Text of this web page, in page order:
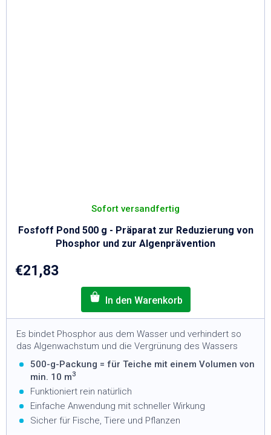
Fosfoff Pond 500 g - Präparat zur Reduzierung von
Phosphor und zur Algenprävention
Sofort versandfertig
€21,83
Es bindet Phosphor aus dem Wasser und verhindert so
das Algenwachstum und die Vergrünung des Wassers
500-g-Packung = für Teiche mit einem Volumen von
min. 10 m3
Funktioniert rein natürlich
Einfache Anwendung mit schneller Wirkung
Sicher für Fische, Tiere und Pflanzen